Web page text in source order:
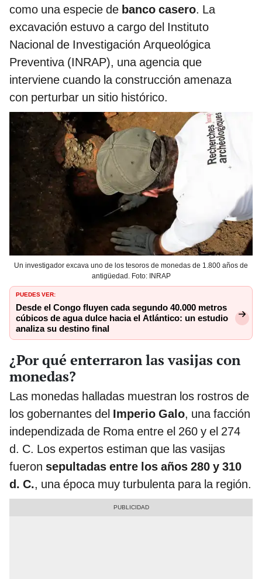
como una especie de banco casero. La
excavación estuvo a cargo del Instituto
Nacional de Investigación Arqueológica
Preventiva (INRAP), una agencia que
interviene cuando la construcción amenaza
con perturbar un sitio histórico.
Un investigador excava uno de los tesoros de monedas de 1.800 años de
antigüedad. Foto: INRAP
PUEDES VER:
Desde el Congo fluyen cada segundo 40.000 metros
cúbicos de agua dulce hacia el Atlántico: un estudio
analiza su destino final
¿Por qué enterraron las vasijas con
monedas?
Las monedas halladas muestran los rostros de
los gobernantes del Imperio Galo, una facción
independizada de Roma entre el 260 y el 274
d. C. Los expertos estiman que las vasijas
fueron sepultadas entre los años 280 y 310
d. C., una época muy turbulenta para la región.